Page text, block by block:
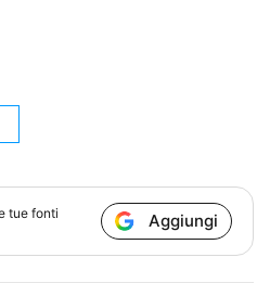
tue fonti
Aggiungi